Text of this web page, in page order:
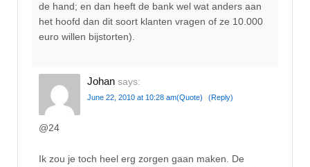
de hand; en dan heeft de bank wel wat anders aan
het hoofd dan dit soort klanten vragen of ze 10.000
euro willen bijstorten).
Johan says:
June 22, 2010 at 10:28 am(Quote) (Reply)
@24
Ik zou je toch heel erg zorgen gaan maken. De